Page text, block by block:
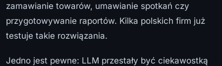
zamawianie towarów, umawianie spotkań czy
przygotowywanie raportów. Kilka polskich firm już
testuje takie rozwiązania.
Jedno jest pewne: LLM przestały być ciekawostką